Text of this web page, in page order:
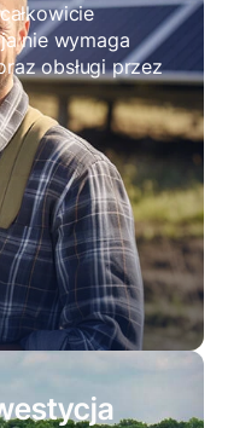
nie wymaga
obsługi przez